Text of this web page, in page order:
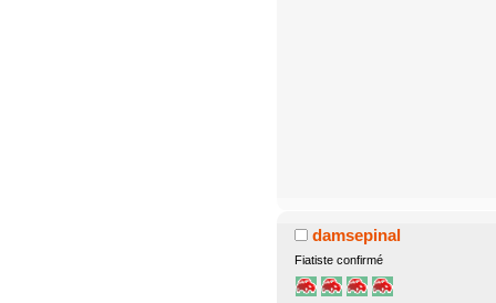
damsepinal
Fiatiste confirmé